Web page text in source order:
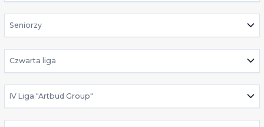
Seniorzy
Czwarta liga
IV Liga "Artbud Group"